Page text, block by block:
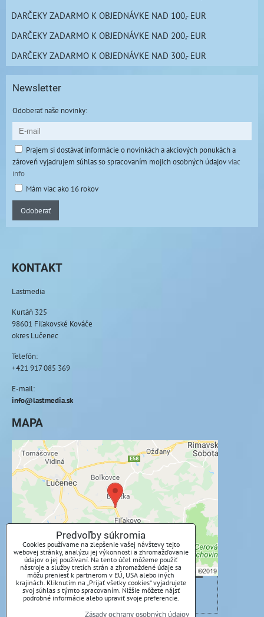
DARČEKY ZADARMO K OBJEDNÁVKE NAD 100,- EUR
DARČEKY ZADARMO K OBJEDNÁVKE NAD 200,- EUR
DARČEKY ZADARMO K OBJEDNÁVKE NAD 300,- EUR
Newsletter
Odoberať naše novinky:
Prajem si dostávať informácie o novinkách a akciových ponukách a
zároveň vyjadrujem súhlas so spracovaním mojich osobných údajovviac
info
Mám viac ako 16 rokov
Odoberať
KONTAKT
Lastmedia
Kurtáň 325
98601 Fiľakovské Kováče
okres Lučenec
Telefón:
+421 917 085 369
E-mail:
info@lastmedia.sk
MAPA
Externý obsah je blokovaný Voľbami
súkromia
Prajete si načítať externý obsah?
Povoliť tentokrát
Povoliť a zapamätať - súhlas s druhom cookie:
Funkčné
Otvoriť obsah v novom okne
Predvoľby súkromia
Cookies používame na zlepšenie vašej návštevy tejto
webovej stránky, analýzu jej výkonnosti a zhromažďovanie
údajov o jej používaní. Na tento účel môžeme použiť
nástroje a služby tretích strán a zhromaždené údaje sa
môžu preniesť k partnerom v EÚ, USA alebo iných
krajinách. Kliknutím na „Prijať všetky cookies“ vyjadrujete
svoj súhlas s týmto spracovaním. Nižšie môžete nájsť
podrobné informácie alebo upraviť svoje preferencie.
Zásady ochrany osobných údajov